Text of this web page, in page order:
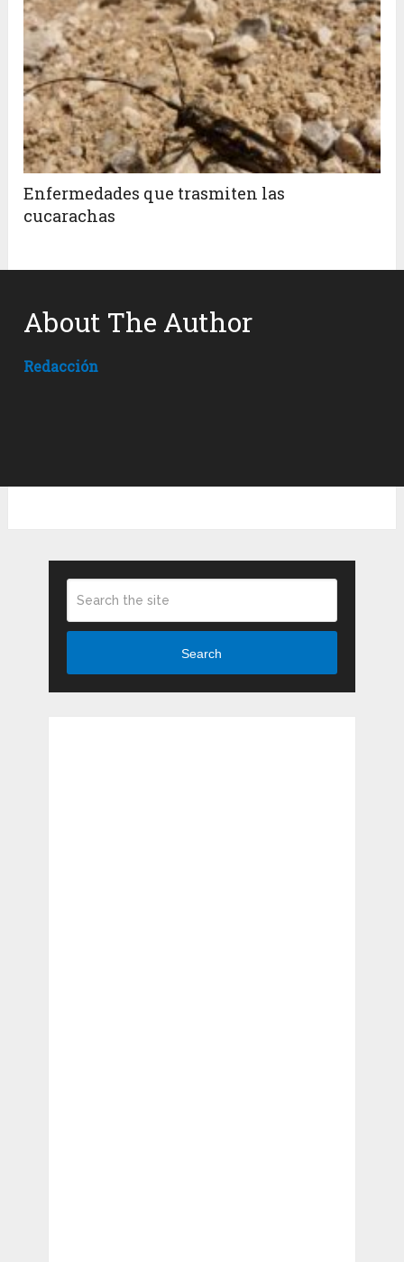
Enfermedades que trasmiten las
cucarachas
About The Author
Redacción
Search